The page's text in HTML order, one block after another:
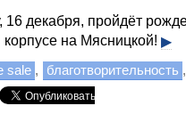
16 декабря, пройдёт
корпусе на Мясницкой! ▶
sale , благотворительность ,